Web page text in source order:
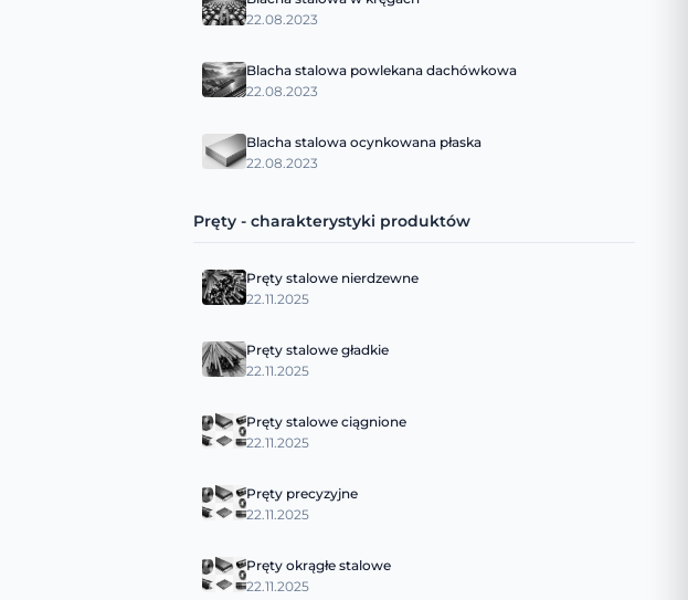
22.08.2023
Blacha stalowa powlekana dachówkowa
22.08.2023
Blacha stalowa ocynkowana płaska
22.08.2023
Pręty - charakterystyki produktów
Pręty stalowe nierdzewne
22.11.2025
Pręty stalowe gładkie
22.11.2025
Pręty stalowe ciągnione
22.11.2025
Pręty precyzyjne
22.11.2025
Pręty okrągłe stalowe
22.11.2025